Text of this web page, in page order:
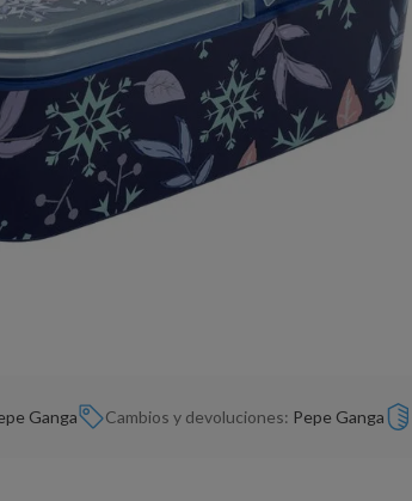
Ganga Cambios y devoluciones: Pepe Ganga